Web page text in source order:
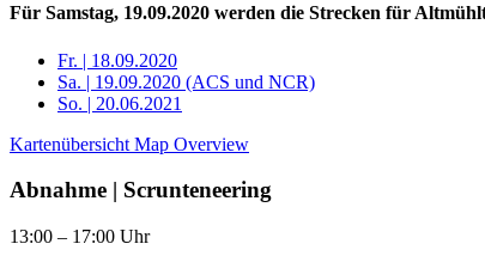
Für Samstag, 19.09.2020 werden die Strecken für
Fr. | 18.09.2020
Sa. | 19.09.2020 (ACS und NCR)
So. | 20.06.2021
Kartenübersicht Map Overview
Abnahme | Scrunteneering
13:00 – 17:00 Uhr